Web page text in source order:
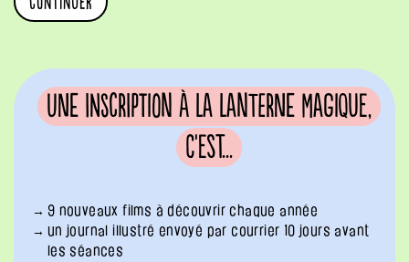
Une inscription à La Lanterne Magique,
c'est...
9 nouveaux films à découvrir chaque année
un journal illustré envoyé par courrier 10 jours avant
les séances